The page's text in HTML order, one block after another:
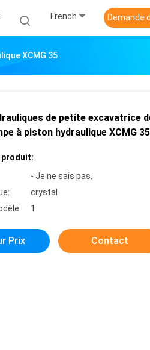
French Demande
XCMG 35
de petite excavatrice
à piston hydraulique XCMG 35
produit:
- Je ne sais pas.
crystal
1
Prix Contact